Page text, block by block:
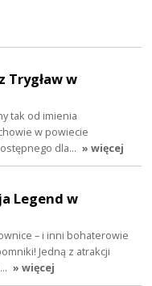
Trygław w
tak od imienia
w powiecie
dla… » więcej
Legend w
– i inni bohaterowie
Jedną z atrakcji
» więcej